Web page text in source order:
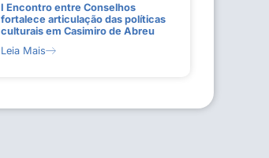
I Encontro entre Conselhos
fortalece articulação das políticas
culturais em Casimiro de Abreu
Leia Mais